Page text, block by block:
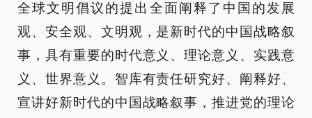
全球文明倡议的提出全面阐释了中国的发展
观、安全观、文明观，是新时代的中国战略叙
事，具有重要的时代意义、理论意义、实践意
义、世界意义。智库有责任研究好、阐释好、
宣讲好新时代的中国战略叙事，推进党的理论